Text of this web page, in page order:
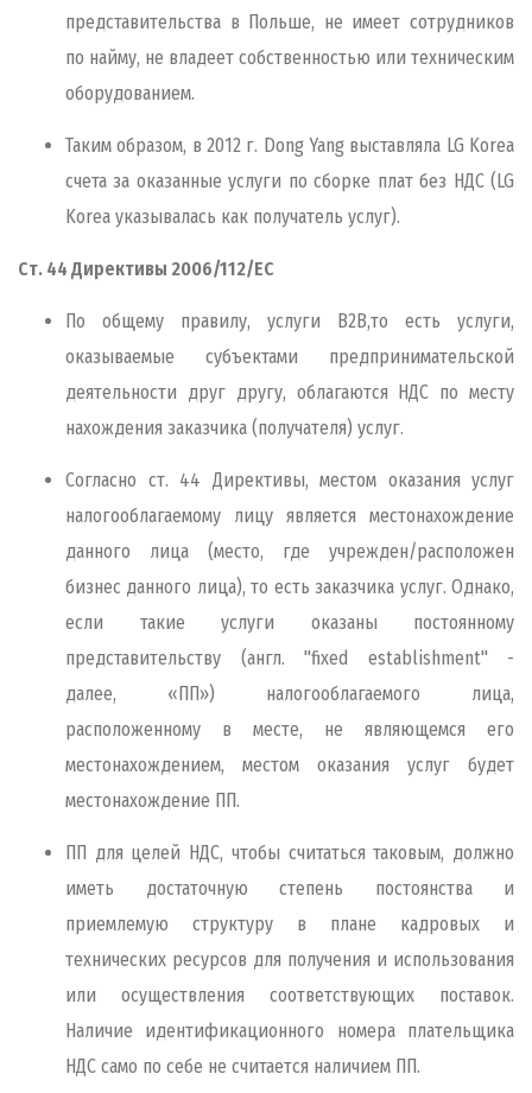
представительства в Польше, не имеет сотрудников
по найму, не владеет собственностью или техническим
оборудованием.
Таким образом, в 2012 г. Dong Yang выставляла LG Korea
счета за оказанные услуги по сборке плат без НДС (LG
Korea указывалась как получатель услуг).
Cт. 44 Директивы 2006/112/ЕС
По общему правилу, услуги B2B,то есть услуги,
оказываемые субъектами предпринимательской
деятельности друг другу, облагаются НДС по месту
нахождения заказчика (получателя) услуг.
Согласно ст. 44 Директивы, местом оказания услуг
налогооблагаемому лицу является местонахождение
данного лица (место, где учрежден/расположен
бизнес данного лица), то есть заказчика услуг. Однако,
если такие услуги оказаны постоянному
представительству (англ. "fixed establishment" -
далее, «ПП») налогооблагаемого лица,
расположенному в месте, не являющемся его
местонахождением, местом оказания услуг будет
местонахождение ПП.
ПП для целей НДС, чтобы считаться таковым, должно
иметь достаточную степень постоянства и
приемлемую структуру в плане кадровых и
технических ресурсов для получения и использования
или осуществления соответствующих поставок.
Наличие идентификационного номера плательщика
НДС само по себе не считается наличием ПП.